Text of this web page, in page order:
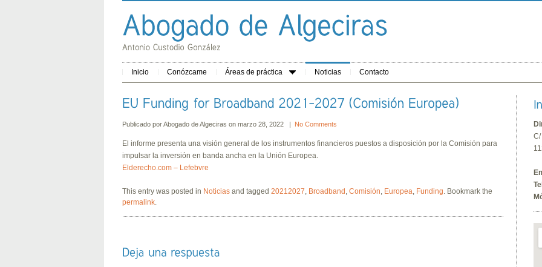
Inicio Conózcame Áreas de práctica Noticias Contacto
Publicado porAbogado de Algeciras on marzo 28, 2022 | No Comments
El informe presenta una visión general de los instrumentos financieros puestos a disposición por la Comisión para
impulsar la inversión en banda ancha en la Unión Europea.
Elderecho.com – Lefebvre
This entry was posted in Noticias and tagged 20212027, Broadband , Comisión, Europea, Funding. Bookmark the
permalink.
C/